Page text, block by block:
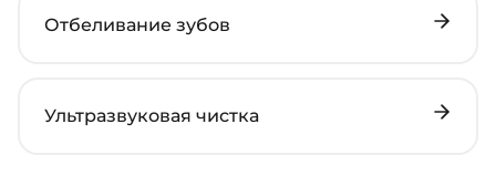
Отбеливание зубов
Ультразвуковая чистка